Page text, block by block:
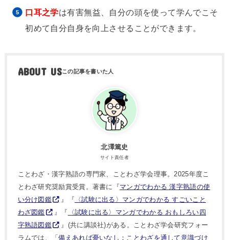
口耳之学は有害無益、自分の頭を使って学んでこそ
初めて自分自身を向上させることができます。
ABOUT US
北澤篤史
サイト責任者
ことわざ・漢字熟語の専門家、ことわざ学会理事。2025年度こ
とわざ研究奨励賞受賞。著書に『マンガでわかる 漢字熟語の使
い分け図鑑
』『 〈試験に出る〉マンガでわかる すごいこと
わざ図鑑
』『
〈試験に出る〉マンガでわかる おもしろい四
字熟語図鑑
』(共に講談社)がある。ことわざ学会研究フォー
ラムでは、「備えあれば憂いなし：ことわざを通して意識づけ